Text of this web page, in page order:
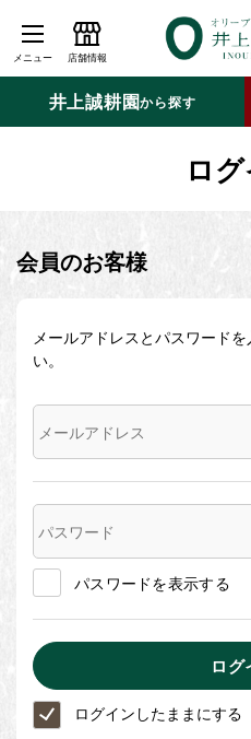
メニュー 店舗情報
井上誠耕園から探す
ロ
会員のお客様
メールアドレスとパスワード
い。
パスワードを表示する
ログインしたままにする